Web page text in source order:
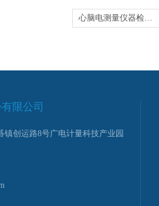
心脑电测量仪器检定-医用仪器计量
限公司
镇创运路8号广电计量科技产业园